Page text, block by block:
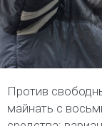
Против
майнать с